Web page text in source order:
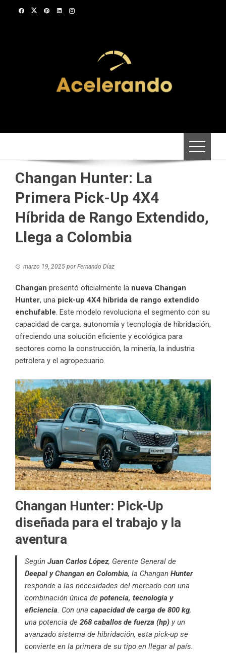
Changan Hunter: La
Primera Pick-Up 4X4
Híbrida de Rango Extendido,
Llega a Colombia
marzo 19, 2025 porFernando Díaz
Changan presentó oficialmente la nueva Changan
Hunter, una pick-up 4X4 híbrida de rango extendido
enchufable. Este modelo revoluciona el segmento con su
capacidad de carga, autonomía y tecnología de hibridación,
ofreciendo una solución eficiente y ecológica para
sectores como la construcción, la minería, la industria
petrolera y el agropecuario.
Changan Hunter: Pick-Up
diseñada para el trabajo y la
aventura
Según Juan Carlos López, Gerente General de
Deepal y Changan en Colombia, la Changan Hunter
responde a las necesidades del mercado con una
combinación única de potencia, tecnología y
eficiencia. Con una capacidad de carga de 800 kg,
una potencia de 268 caballos de fuerza (hp)y un
avanzado sistema de hibridación, esta pick-up se
convierte en la primera de su tipo en llegar al país.